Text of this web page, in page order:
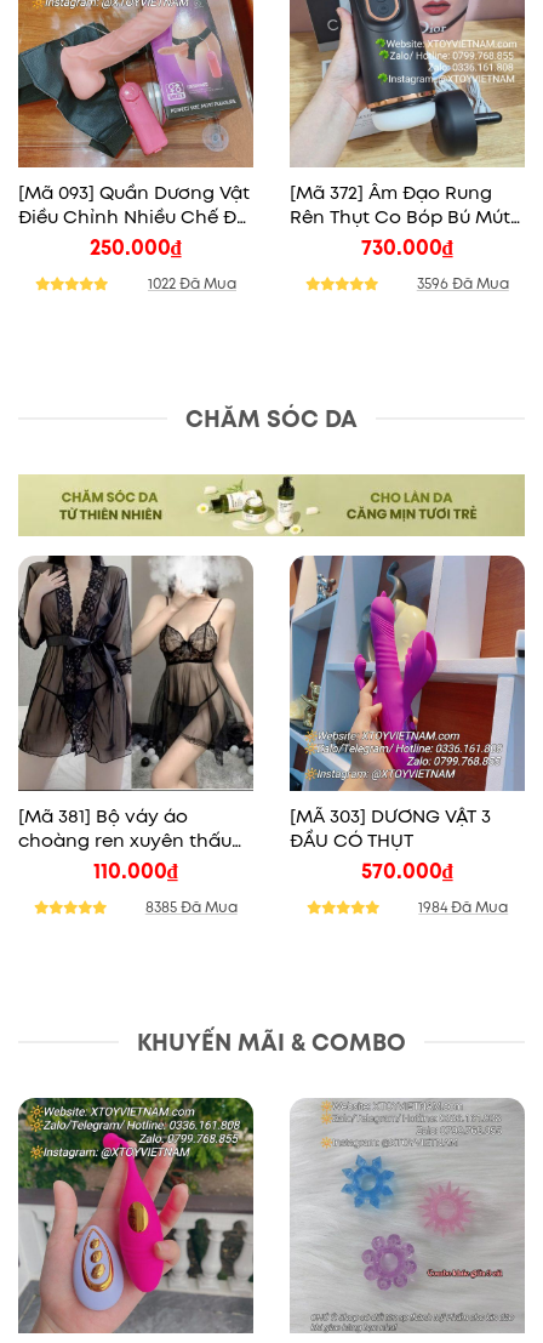
[Mã 093] Quần Dương Vật
Điều Chỉnh Nhiều Chế Độ
250.000₫
1022 Đã Mua
[Mã 372] Âm Đạo Rung
Rên Thụt Co Bóp Bú Mút
Tỏa Nhiệt Tự Động
730.000₫
3596 Đã Mua
CHĂM SÓC DA
[Mã 381] Bộ váy áo
choàng ren xuyên thấu
110.000₫
8385 Đã Mua
[MÃ 303] DƯƠNG VẬT 3
ĐẦU CÓ THỤT
570.000₫
1984 Đã Mua
KHUYẾN MÃI & COMBO